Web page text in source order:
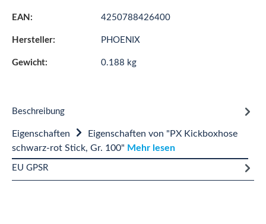
EAN: 4250788426400
Hersteller: PHOENIX
Gewicht: 0.188 kg
Beschreibung
Eigenschaften
Eigenschaften von "PX Kickboxhose
schwarz-rot Stick, Gr. 100" Mehr lesen
EU GPSR